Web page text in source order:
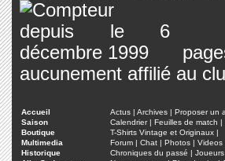
aucunement affilié au
Accueil Actus | Archives | Proposer un
Saison
Calendrier| Feuilles de match |
Boutique
T-Shirts Vintage et Originaux |
Multimedia
Forum | Chat | Photos | Videos
Historique
Chroniques du passé | Joueurs